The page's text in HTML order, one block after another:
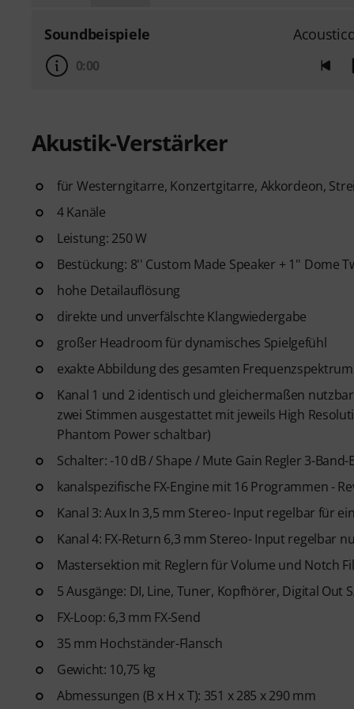
Soundbeispiele
0:00
Akustik-Verstärker
für Westerngitarre, Konzertgitarre, Akkordeon,
4 Kanäle
Leistung: 250 W
Bestückung: 8'' Custom Made Speaker + 1'' Dome
hohe Detailauflösung
direkte und unverfälschte Klangwiedergabe
großer Headroom für dynamisches Spielgefühl
exakte Abbildung des gesamten
Kanal 1 und 2 identisch und gleichermaßen
zwei Stimmen ausgestattet mit jeweils High
Phantom Power schaltbar)
Schalter: -10 dB / Shape / Mute Gain Regler 3-
kanalspezifische FX-Engine mit 16 Programmen -
Kanal 3: Aux In 3,5 mm Stereo- Input regelbar für
Kanal 4: FX-Return 6,3 mm Stereo- Input regelbar
Mastersektion mit Reglern für Volume und Notch
5 Ausgänge: DI, Line, Tuner, Kopfhörer, Digital Out
FX-Loop: 6,3 mm FX-Send
35 mm Hochständer-Flansch
Gewicht: 10,75 kg
Abmessungen (B x H x T): 351 x 285 x 290 mm